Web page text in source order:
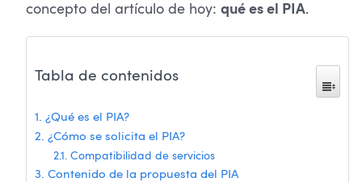
concepto del artículo de hoy: qué es el PIA.
Tabla de contenidos
¿Qué es el PIA?
¿Cómo se solicita el PIA?
Compatibilidad de servicios
Contenido de la propuesta del PIA